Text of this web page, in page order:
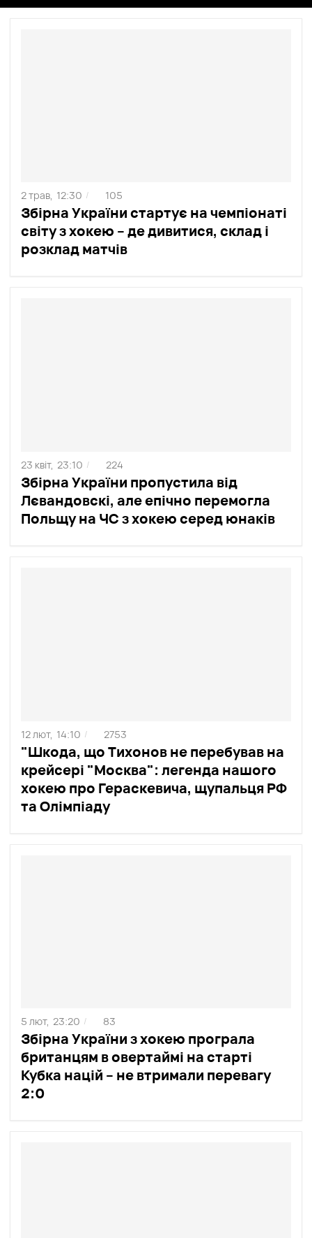
Збірна України стартує на чемпіонаті
світу з хокею – де дивитися, склад і
розклад матчів
2 трав, 12:30 / 105
Збірна України пропустила від
Лєвандовскі, але епічно перемогла
Польщу на ЧС з хокею серед юнаків
23 квіт, 23:10 / 224
"Шкода, що Тихонов не перебував на
крейсері "Москва": легенда нашого
хокею про Гераскевича, щупальця РФ
та Олімпіаду
12 лют, 14:10 / 2753
Збірна України з хокею програла
британцям в овертаймі на старті
Кубка націй – не втримали перевагу
2:0
5 лют, 23:20 / 83